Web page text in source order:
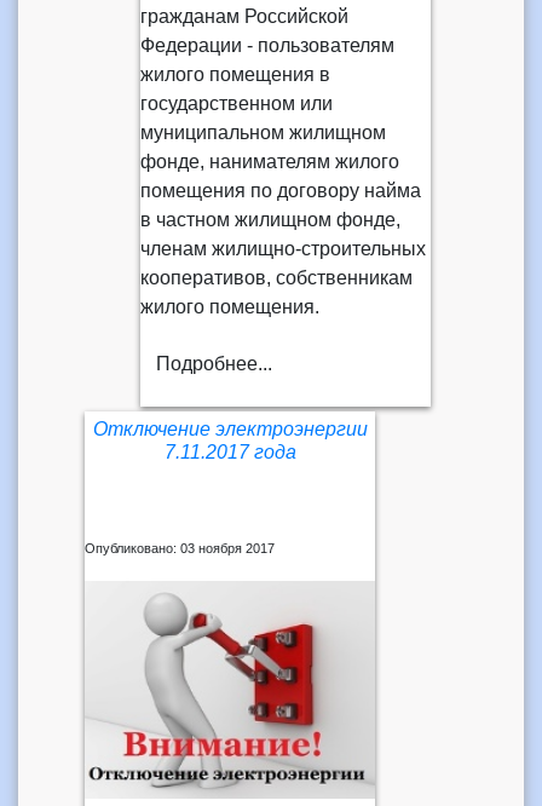
гражданам Российской
Федерации - пользователям
жилого помещения в
государственном или
муниципальном жилищном
фонде, нанимателям жилого
помещения по договору найма
в частном жилищном фонде,
членам жилищно-строительных
кооперативов, собственникам
жилого помещения.
Подробнее...
Отключение электроэнергии
7.11.2017 года
Опубликовано: 03 ноября 2017